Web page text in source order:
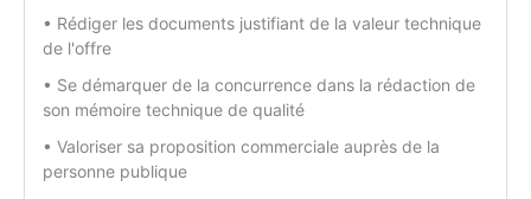
• Rédiger les documents justifiant de la valeur technique
de l'offre
• Se démarquer de la concurrence dans la rédaction de
son mémoire technique de qualité
• Valoriser sa proposition commerciale auprès de la
personne publique